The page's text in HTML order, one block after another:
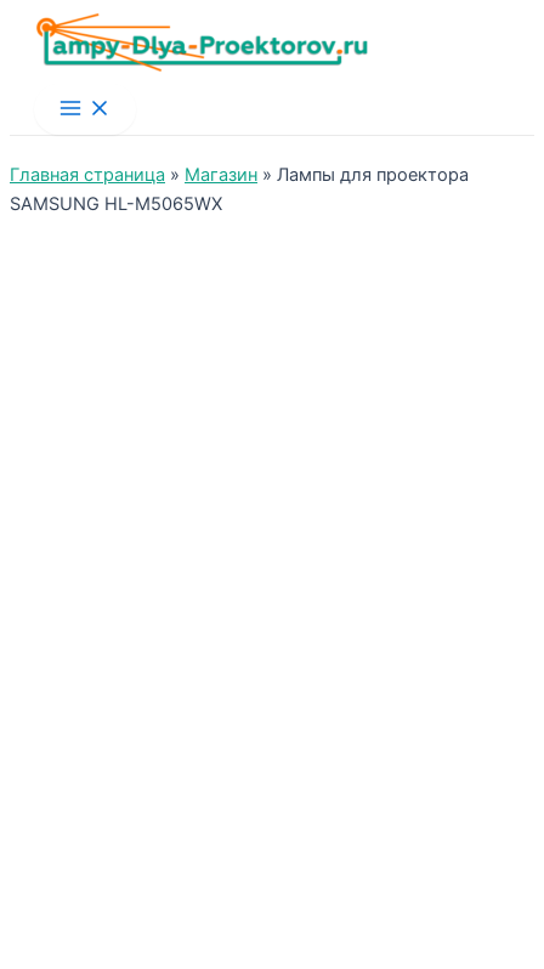
Main
Menu
Главная страница » Магазин » Лампы для проектора
SAMSUNG HL-M5065WX